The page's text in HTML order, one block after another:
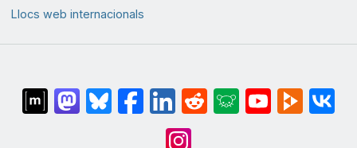
Llocs web internacionals